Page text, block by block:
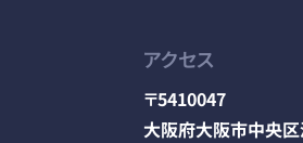
アクセス
〒5410047
大阪府大阪市中央